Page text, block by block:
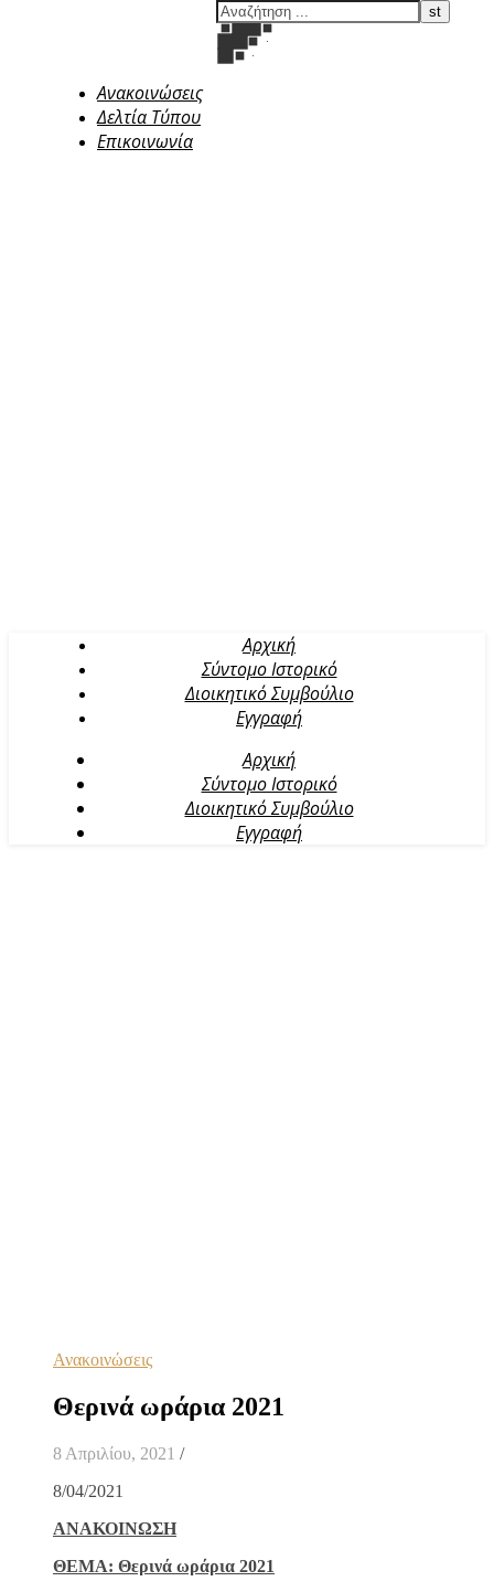
Ανακοινώσεις
Δελτία Τύπου
Επικοινωνία
Αρχική
Σύντομο Ιστορικό
Διοικητικό Συμβούλιο
Εγγραφή
Αρχική
Σύντομο Ιστορικό
Διοικητικό Συμβούλιο
Εγγραφή
Ανακοινώσεις
Θερινά ωράρια 2021
8 Απριλίου, 2021 /
8/04/2021
ΑΝΑΚΟΙΝΩΣΗ
ΘΕΜΑ: Θερινά ωράρια 2021